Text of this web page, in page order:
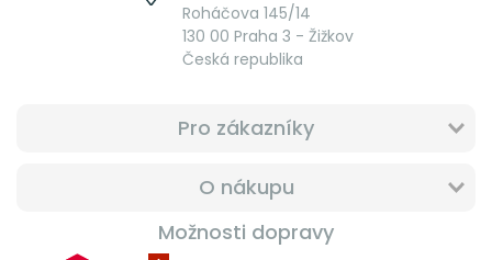
Roháčova 145/14
130 00 Praha 3 - Žižkov
Česká republika
Pro zákazníky
O nákupu
Možnosti dopravy